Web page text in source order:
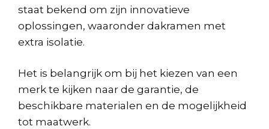
staat bekend om zijn innovatieve
oplossingen, waaronder dakramen met
extra isolatie.
Het is belangrijk om bij het kiezen van een
merk te kijken naar de garantie, de
beschikbare materialen en de mogelijkheid
tot maatwerk.